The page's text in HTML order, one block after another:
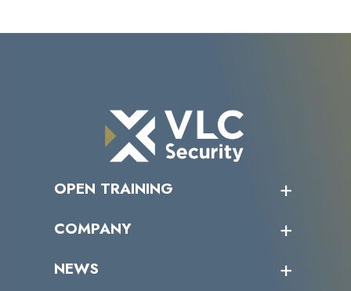
OPEN TRAINING
受講者の声
COMPANY
トップメッセージ
NEWS